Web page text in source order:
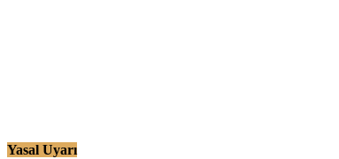
Yasal Uyarı